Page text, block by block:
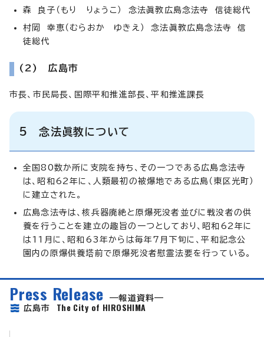
森 良子（もり りょうこ） 念法眞教広島念法寺 信徒総代
村岡 幸恵（むらおか ゆきえ） 念法眞教広島念法寺 信
徒総代
(2) 広島市
市長、市民局長、国際平和推進部長、平和推進課長
5 念法眞教について
全国80数か所に支院を持ち、その一つである広島念法寺
は、昭和62年に、人類最初の被爆地である広島（東区光町）
に建立された。
広島念法寺は、核兵器廃絶と原爆死没者並びに戦没者の供
養を行うことを建立の趣旨の一つとしており、昭和62年に
は11月に、昭和63年からは毎年7月下旬に、平和記念公
園内の原爆供養塔前で原爆死没者慰霊法要を行っている。
Press Release
報道資料
広島市 The City of HIROSHIMA